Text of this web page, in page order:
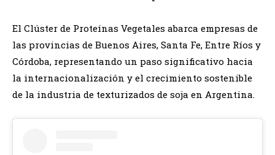
El Clúster de Proteínas Vegetales abarca empresas de
las provincias de Buenos Aires, Santa Fe, Entre Ríos y
Córdoba, representando un paso significativo hacia
la internacionalización y el crecimiento sostenible
de la industria de texturizados de soja en Argentina.